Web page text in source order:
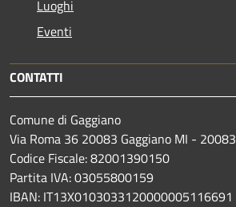
Luoghi
Eventi
CONTATTI
Comune di Gaggiano
Via Roma 36 20083 Gaggiano MI - 20083
Codice Fiscale: 82001390150
Partita IVA: 03055800159
IBAN: IT13X0103033120000005116691